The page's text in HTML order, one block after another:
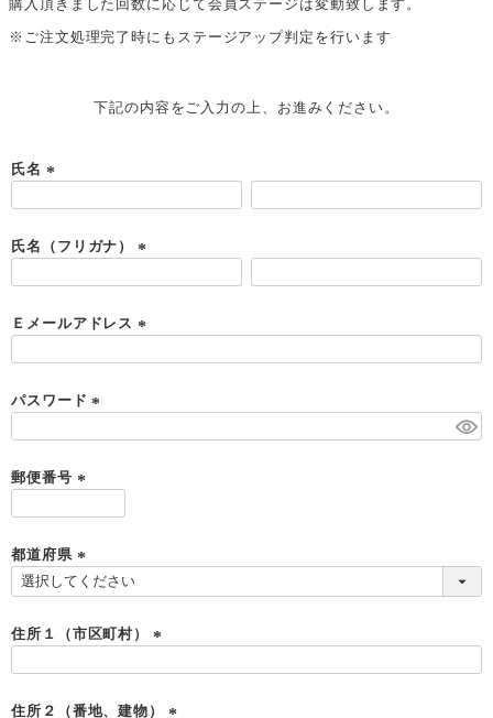
購入頂きました回数に応じて会員ステージは変動致します。
※ご注文処理完了時にもステージアップ判定を行います
下記の内容をご入力の上、お進みください。
氏名
須
)
氏名（フリガナ）
須
)
Ｅメールアドレス
)
パスワード
)
郵便番号
須
)
都道府県
(
須
)
住所１（市区町村）
須
住所２（番地、建物）